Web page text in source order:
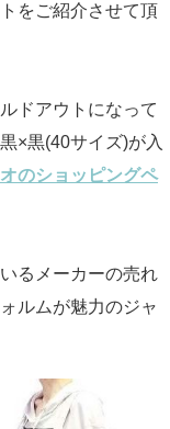
をご紹介させて頂
ドアウトになって
×黒(40サイズ)が入
のショッピングペ
るメーカーの売れ
ルムが魅力のジャ